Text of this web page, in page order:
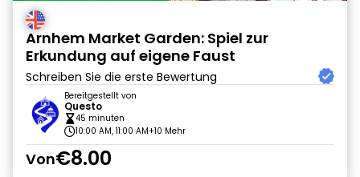
Arnhem Market Garden: Spiel zur
Erkundung auf eigene Faust
Schreiben Sie die erste Bewertung
Bereitgestellt von
Questo
45 minuten
10:00 AM, 11:00 AM+10 Mehr
Von€8.00